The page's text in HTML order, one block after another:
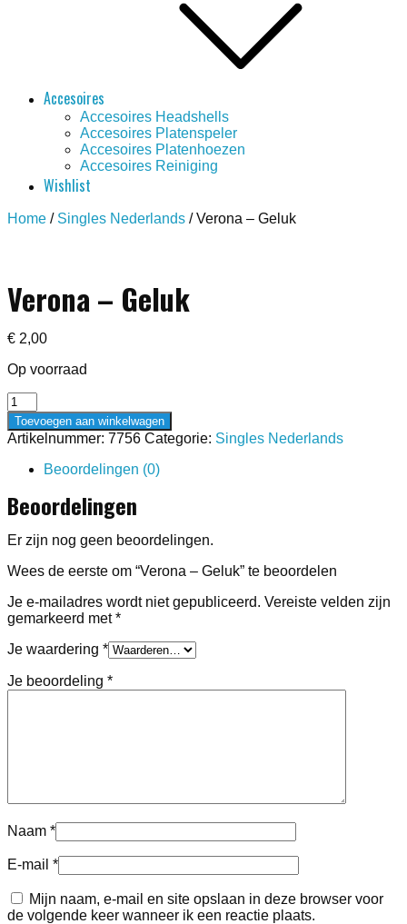
Accesoires
Accesoires Headshells
Accesoires Platenspeler
Accesoires Platenhoezen
Accesoires Reiniging
Wishlist
Home / Singles Nederlands / Verona – Geluk
Verona – Geluk
€ 2,00
Op voorraad
Verona
-
Geluk
aantal
Toevoegen aan winkelwagen
Artikelnummer: 7756 Categorie: Singles Nederlands
Beoordelingen (0)
Beoordelingen
Er zijn nog geen beoordelingen.
Wees de eerste om “Verona – Geluk” te beoordelen
Je e-mailadres wordt niet gepubliceerd. Vereiste velden zijn
gemarkeerd met*
Je waardering *
Je beoordeling *
Naam *
E-mail *
Mijn naam, e-mail en site opslaan in deze browser voor
de volgende keer wanneer ik een reactie plaats.